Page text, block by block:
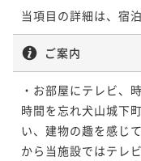
当項目の詳細は、宿
ご案内
・お部屋にテレビ、
時間を忘れ犬山城下
い、建物の趣を感じ
から当施設ではテレ